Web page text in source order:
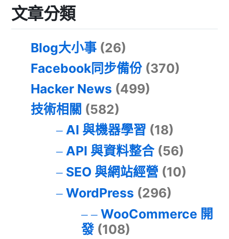
文章分類
Blog大小事 (26)
Facebook同步備份 (370)
Hacker News (499)
技術相關 (582)
AI 與機器學習 (18)
API 與資料整合(56)
SEO 與網站經營 (10)
WordPress (296)
WooCommerce 開
發(108)